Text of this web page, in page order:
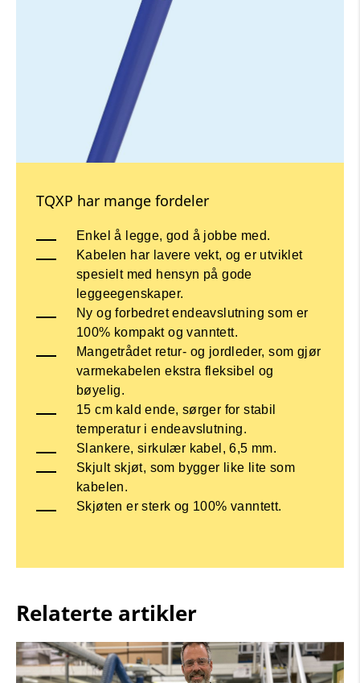
TQXP har mange fordeler
Enkel å legge, god å jobbe med.
Kabelen har lavere vekt, og er utviklet
spesielt med hensyn på gode
leggeegenskaper.
Ny og forbedret endeavslutning som er
100% kompakt og vanntett.
Mangetrådet retur- og jordleder, som gjør
varmekabelen ekstra fleksibel og
bøyelig.
15 cm kald ende, sørger for stabil
temperatur i endeavslutning.
Slankere, sirkulær kabel, 6,5 mm.
Skjult skjøt, som bygger like lite som
kabelen.
Skjøten er sterk og 100% vanntett.
Relaterte artikler